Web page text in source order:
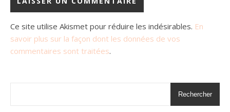
Ce site utilise Akismet pour réduire les indésirables. En
savoir plus sur la façon dont les données de vos
commentaires sont traitées.
Rechercher